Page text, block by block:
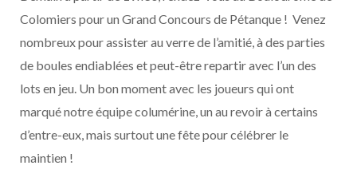
Colomiers pour un Grand Concours de Pétanque ! Venez
nombreux pour assister au verre de l’amitié, à des parties
de boules endiablées et peut-être repartir avec l’un des
lots en jeu. Un bon moment avec les joueurs qui ont
marqué notre équipe columérine, un au revoir à certains
d’entre-eux, mais surtout une fête pour célébrer le
maintien !